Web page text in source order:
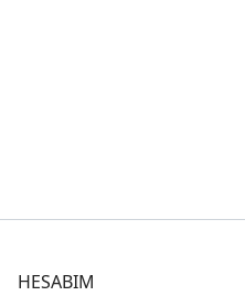
HESABIM